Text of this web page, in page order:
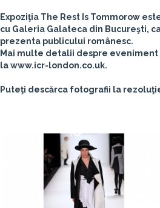
Expoziţia The Rest Is Tommorow
cu Galeria Galateca din Bucureşti,
prezenta publicului românesc.
Mai multe detalii despre
lawww.icr-london.co.uk.
Puteţi descărca fotografii la